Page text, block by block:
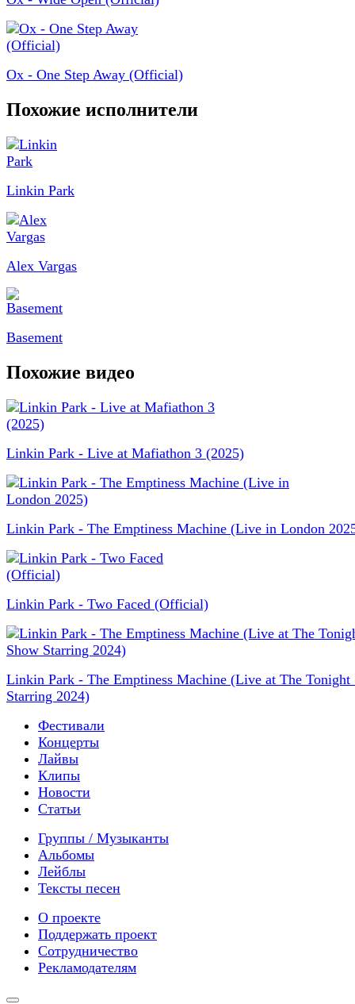
Ox - One Step Away (Official)
Похожие исполнители
Linkin Park
Alex Vargas
Basement
Похожие видео
Linkin Park - Live at Mafiathon 3 (2025)
Linkin Park - The Emptiness Machine (Live in London
Linkin Park - Two Faced (Official)
Linkin Park - The Emptiness Machine (Live at The Tonight
Starring 2024)
Фестивали
Концерты
Лайвы
Клипы
Новости
Статьи
Группы / Музыканты
Альбомы
Лейблы
Тексты песен
О проекте
Поддержать проект
Сотрудничество
Рекламодателям